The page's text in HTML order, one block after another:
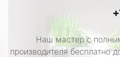
Наш мастер с
производителя бесплатно